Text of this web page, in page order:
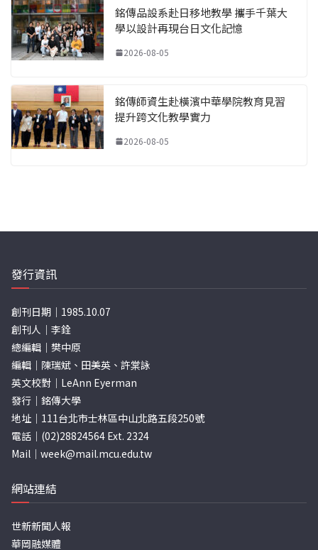
銘傳品設系赴日移地教學 攜手千葉大
學以設計再現台日文化記憶
2026-08-05
銘傳師資生赴橫濱中華學院教育見習
提升跨文化教學實力
2026-08-05
發行資訊
創刊日期｜1985.10.07
創刊人｜李銓
總編輯｜樊中原
編輯｜陳瑞斌、田美英、許棠詠
英文校對｜LeAnn Eyerman
發行｜銘傳大學
地址｜111台北市士林區中山北路五段250號
電話｜(02)28824564 Ext. 2324
Mail｜ week@mail.mcu.edu.tw
網站連結
世新新聞人報
華岡融媒體